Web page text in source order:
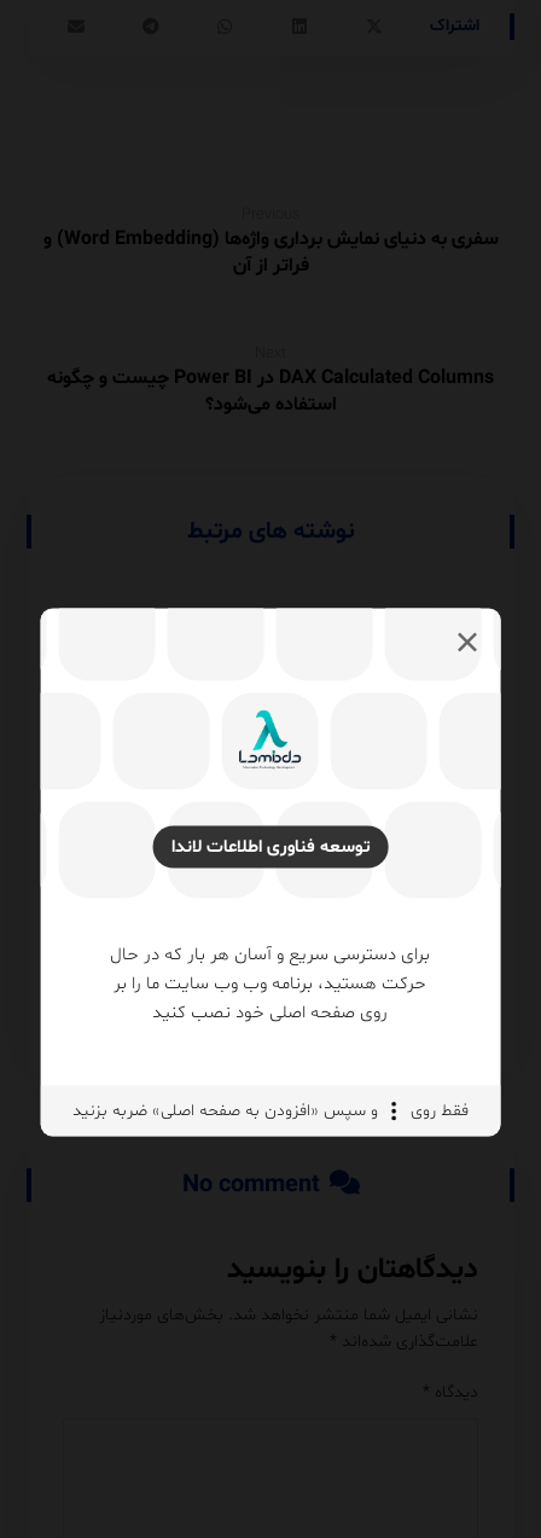
توسعه فناوری اطلاعات لاندا
برای دسترسی سریع و آسان هر بار که در حال
حرکت هستید، برنامه وب وب سایت ما را بر
روی صفحه اصلی خود نصب کنید
فقط روی و سپس «افزودن به صفحه اصلی» ضربه بزنید
سفری به دنیای نمایش برداری واژه‌ها (Word Embedding) و
فراتر از آن
DAX Calculated Columns در Power BI چیست و چگونه
استفاده می‌شود؟
نوشته های مرتبط
Metrics، Logs و Traces چیست؟ راهنمای
No comment
دیدگاهتان را بنویسید
نشانی ایمیل شما منتشر نخواهد شد. بخش‌های موردنیاز
علامت‌گذاری شده‌اند *
دیدگاه *